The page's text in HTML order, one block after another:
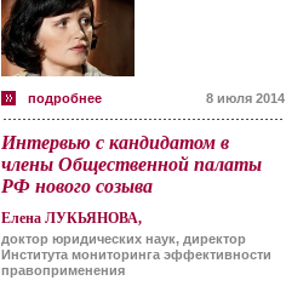
подробнее 8 июля 2014
Интервью с кандидатом в
члены Общественной палаты
РФ нового созыва
Елена ЛУКЬЯНОВА,
доктор юридических наук, директор
Института мониторинга эффективности
правоприменения